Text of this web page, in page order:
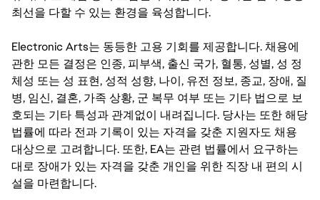
최선을 다할 수 있는 환경을 육성합니다.
Electronic Arts는 동등한 고용 기회를 제공합니다. 채용에
관한 모든 결정은 인종, 피부색, 출신 국가, 혈통, 성별, 성 정
체성 또는 성 표현, 성적 성향, 나이, 유전 정보, 종교, 장애, 질
병, 임신, 결혼, 가족 상황, 군 복무 여부 또는 기타 법으로 보
호되는 기타 특성과 관계없이 내려집니다. 당사는 또한 해당
법률에 따라 전과 기록이 있는 자격을 갖춘 지원자도 채용
대상으로 고려합니다. 또한, EA는 관련 법률에서 요구하는
대로 장애가 있는 자격을 갖춘 개인을 위한 직장 내 편의 시
설을 마련합니다.